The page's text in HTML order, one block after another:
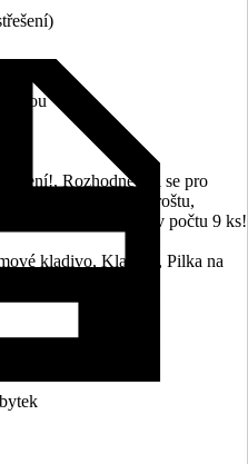
balení!, Rozhodnete-li se pro
samonosného roštu,
vruty BPP typ 2 v počtu 9 ks!
kladivo, Kladivo, Pilka na